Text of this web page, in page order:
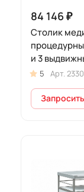
84 146 ₽
Столик
и 3
на колесах,
5 Арт. 2330